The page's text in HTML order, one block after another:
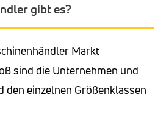
gibt es?
Markt
sind die Unternehmen und
den einzelnen Größenklassen